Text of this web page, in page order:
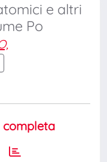
e altri
Po
completa